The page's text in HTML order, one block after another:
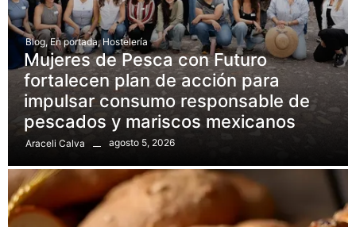
Blog, En portada, Hostelería
Mujeres de Pesca con Futuro
fortalecen plan de acción para
impulsar consumo responsable de
pescados y mariscos mexicanos
Araceli Calva agosto 5, 2026